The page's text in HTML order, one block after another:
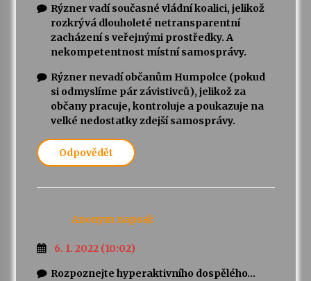
Rýzner vadí současné vládní koalici, jelikož
rozkrývá dlouholeté netransparentní
zacházení s veřejnými prostředky. A
nekompetentnost místní samosprávy.
Rýzner nevadí občanům Humpolce (pokud
si odmyslíme pár závistivců), jelikož za
občany pracuje, kontroluje a poukazuje na
velké nedostatky zdejší samosprávy.
Odpovědět
Anonym napsal:
6. 1. 2022 (10:02)
Rozpoznejte hyperaktivního dospělého…